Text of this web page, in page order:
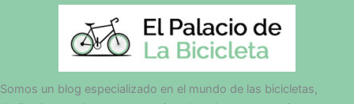
Somos un blog especializado en el mundo de las bicicletas,